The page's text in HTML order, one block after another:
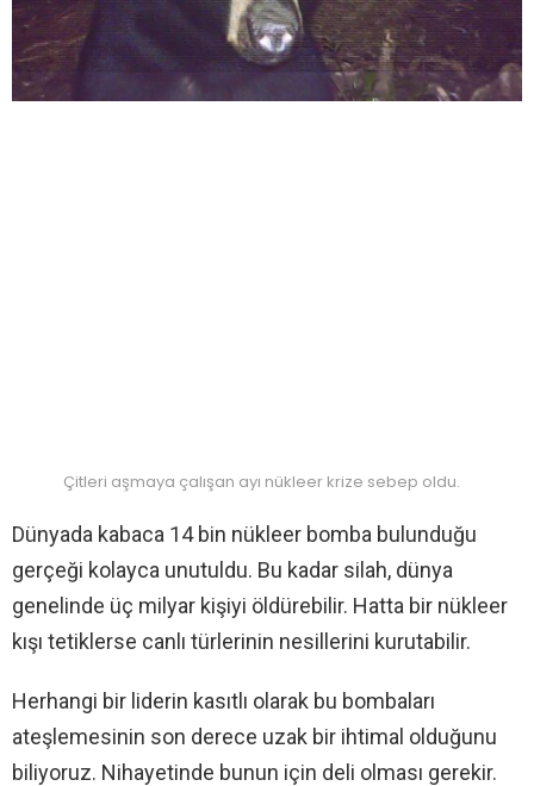
Çitleri aşmaya çalışan ayı nükleer krize sebep oldu.
Dünyada kabaca 14 bin nükleer bomba bulunduğu
gerçeği kolayca unutuldu. Bu kadar silah, dünya
genelinde üç milyar kişiyi öldürebilir. Hatta bir nükleer
kışı tetiklerse canlı türlerinin nesillerini kurutabilir.
Herhangi bir liderin kasıtlı olarak bu bombaları
ateşlemesinin son derece uzak bir ihtimal olduğunu
biliyoruz. Nihayetinde bunun için deli olması gerekir.